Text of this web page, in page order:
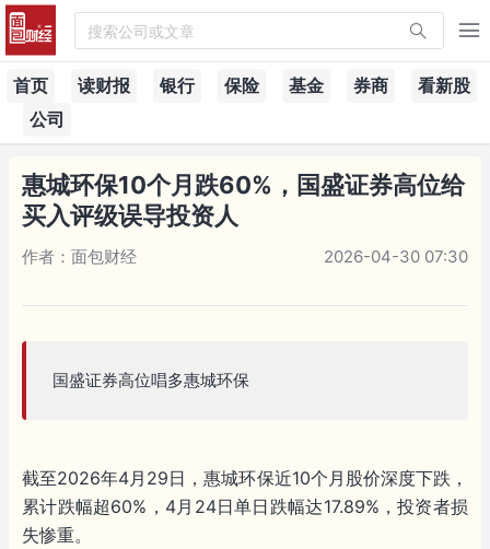
搜索公司或文章
首页 读财报 银行 保险 基金 券商
看新股
公司
惠城环保10个月跌60%，国盛证券高位给
买入评级误导投资人
作者：面包财经 2026-04-30 07:30
国盛证券高位唱多​惠城环保
截至2026年4月29日，惠城环保近10个月股价深度下跌，
累计跌幅超60%，4月24日单日跌幅达17.89%，投资者损
失惨重。